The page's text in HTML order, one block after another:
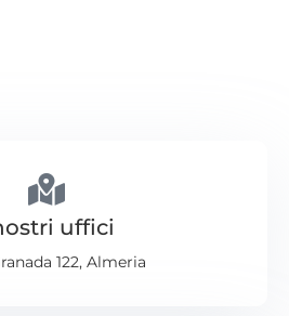
uffici
122, Almeria